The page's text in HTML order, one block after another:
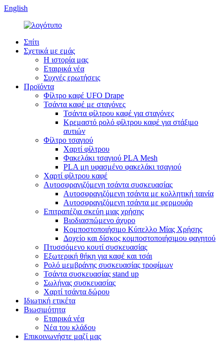
English
Σπίτι
Σχετικά με εμάς
Η ιστορία μας
Εταιρικά νέα
Συχνές ερωτήσεις
Προϊόντα
Φίλτρο καφέ UFO Drape
Τσάντα καφέ με σταγόνες
Τσάντα φίλτρου καφέ για σταγόνες
Κρεμαστό ρολό φίλτρου καφέ για στάξιμο
αυτιών
Φίλτρο τσαγιού
Χαρτί φίλτρου
Φακελάκι τσαγιού PLA Mesh
PLA μη υφασμένο φακελάκι τσαγιού
Χαρτί φίλτρου καφέ
Αυτοσφραγιζόμενη τσάντα συσκευασίας
Αυτοσφραγιζόμενη τσάντα με κολλητική ταινία
Αυτοσφραγιζόμενη τσάντα με φερμουάρ
Επιτραπέζια σκεύη μιας χρήσης
Βιοδιασπώμενο άχυρο
Κομποστοποιήσιμο Κύπελλο Μίας Χρήσης
Δοχείο και δίσκος κομποστοποιήσιμου φαγητού
Πτυσσόμενο κουτί συσκευασίας
Εξωτερική θήκη για καφέ και τσάι
Ρολό μεμβράνης συσκευασίας τροφίμων
Τσάντα συσκευασίας stand up
Σωλήνας συσκευασίας
Χαρτί τσάντα δώρου
Ιδιωτική ετικέτα
Βιωσιμότητα
Εταιρικά νέα
Νέα του κλάδου
Επικοινωνήστε μαζί μας